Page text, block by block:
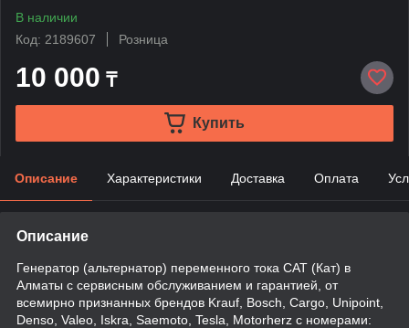
В наличии
Код: 2189607
Розница
10 000 ₸
Купить
Описание Характеристики Доставка Оплата
Описание
Генератор (альтернатор) переменного тока CAT (Кат) в
Алматы с сервисным обслуживанием и гарантией, от
всемирно признанных брендов Krauf, Bosch, Cargo, Unipoint,
Denso, Valeo, Iskra, Saemoto, Tesla, Motorherz с номерами: